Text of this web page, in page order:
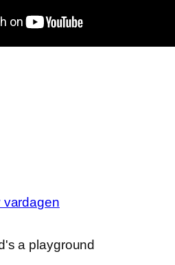
vardagen
a playground